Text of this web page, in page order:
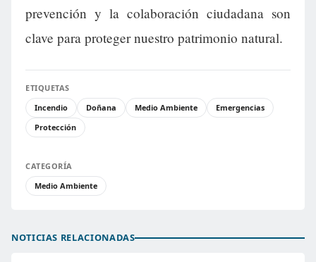
prevención y la colaboración ciudadana son
clave para proteger nuestro patrimonio natural.
ETIQUETAS
Incendio
Doñana Medio Ambiente
Emergencias
Protección
CATEGORÍA
Medio Ambiente
NOTICIAS RELACIONADAS